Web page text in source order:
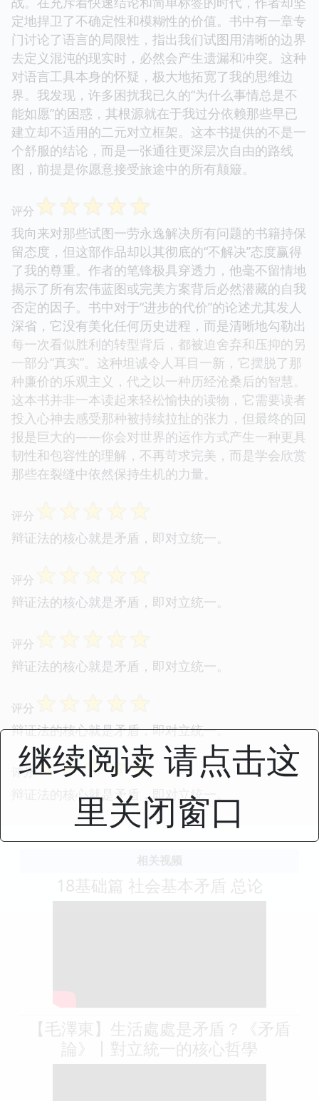
定地捍卫了不确定性和模糊性的价值。书中有一章专
门讨论了语言的局限性，指出我们试图用清晰的边界
去定义混沌的现实时，必然会产生遗漏和冲突。这种
对语言工具本身的怀疑，极大地拓宽了我的思维边
界。我发现，许多困扰我已久的“为什么事情总是不
能如愿”的困惑，其根源就在于我过分依赖那些早已
建立却不适用的二元对立框架。这本书提供的不是一
个舒服的结论，而是一张通往更深层次自由的路线
图，前提是你愿意接受旅途中的所有颠簸。
评分 ☆☆☆☆☆
我向来对那些试图一劳永逸解决所有问题的书籍持保
留态度，但这部作品却以其彻底的“不解决”态度赢得
了我的尊重。作者的笔锋极具穿透力，他毫不留情地
揭示了所有宏伟蓝图或完美方案背后必然潜藏的自我
否定的因子。书中对于“进步的代价”的论述尤其发人
深省，它没有美化任何历史进程，而是清晰地勾勒出
每一次看似胜利的转型背后，都被迫舍弃和压抑的另
一部分“真实”。这种坦诚令人耳目一新，它摆脱了那
种廉价的乐观主义，代之以一种历经沧桑后的智慧。
这本书并非一本读起来轻松愉快的读物，它需要读者
投入心神去感受那种被持续拉扯的张力，但最终的回
报是巨大的——你会对世界的运作方式产生一种更具
韧性和包容性的理解，不再苛求完美，而是学会欣赏
那些在裂缝中依然保持生机的力量。
评分 ☆☆☆☆☆
辩证法的核心就是矛盾，即对立统一。
评分 ☆☆☆☆☆
辩证法的核心就是矛盾，即对立统一。
评分 ☆☆☆☆☆
辩证法的核心就是矛盾，即对立统一。
评分 ☆☆☆☆☆
辩证法的核心就是矛盾，即对立统一。
评分☆☆☆☆☆
辩证法的核心就是矛盾，即对立统一。
相关视频
18基础篇 社会基本矛盾 总论
【毛澤東】生活處處是矛盾？《矛盾
論》丨對立統一的核心哲學
继续阅读 请点击这
里关闭窗口